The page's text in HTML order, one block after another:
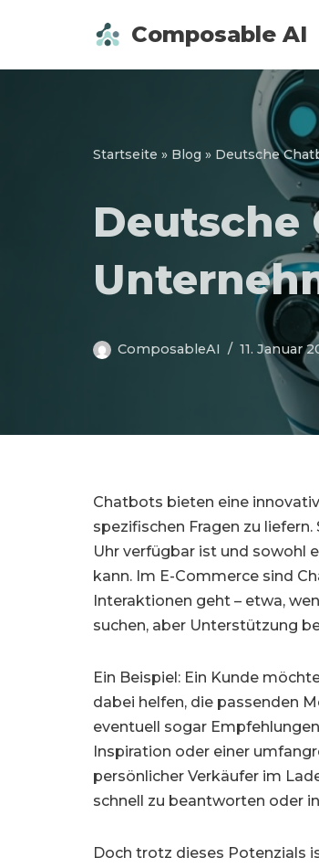
Inhalt
Composable AI
Startseite » Blog » Deutsche
Deutsche
ComposableAI 11. Januar
Chatbots bieten eine
spezifischen Fragen zu
Uhr verfügbar ist und sowohl
kann. Im E-Commerce sind
Interaktionen geht – etwa,
suchen, aber Unterstützung
Ein Beispiel: Ein Kunde
dabei helfen, die passenden
eventuell sogar
Inspiration oder einer
persönlicher Verkäufer im
schnell zu beantworten oder
Doch trotz dieses Potenzials